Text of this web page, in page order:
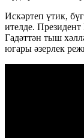
Искәртеп үтик,
ителде.
Гадәттән тыш
югары әзерлек